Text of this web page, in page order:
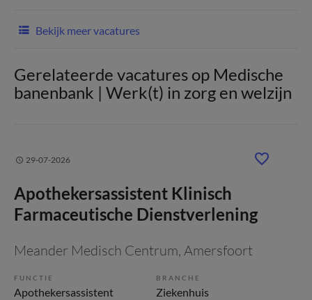
Bekijk meer vacatures
Gerelateerde vacatures op Medische
banenbank | Werk(t) in zorg en welzijn
29-07-2026
Apothekersassistent Klinisch
Farmaceutische Dienstverlening
Meander Medisch Centrum, Amersfoort
FUNCTIE
Apothekersassistent
BRANCHE
Ziekenhuis